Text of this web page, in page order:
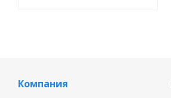
Компания